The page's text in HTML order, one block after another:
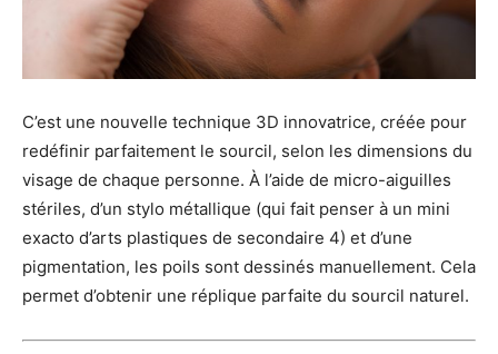
C’est une nouvelle technique 3D innovatrice, créée pour
redéfinir parfaitement le sourcil, selon les dimensions du
visage de chaque personne. À l’aide de micro-aiguilles
stériles, d’un stylo métallique (qui fait penser à un mini
exacto d’arts plastiques de secondaire 4) et d’une
pigmentation, les poils sont dessinés manuellement. Cela
permet d’obtenir une réplique parfaite du sourcil naturel.